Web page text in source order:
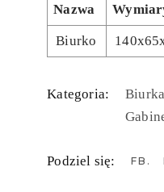
Nazwa
Biurko
Kategoria:
Podziel się: FB